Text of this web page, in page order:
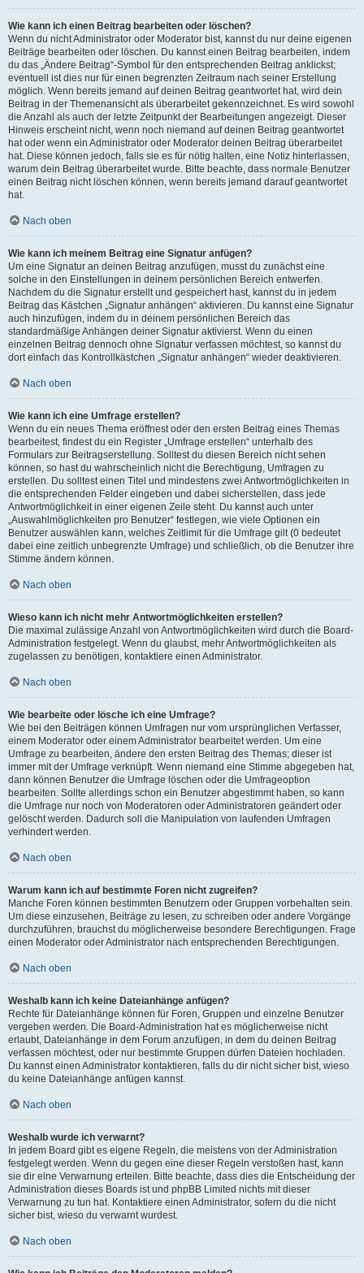
Wie kann ich einen Beitrag bearbeiten oder löschen?
Wenn du nicht Administrator oder Moderator bist, kannst du nur deine eigenen
Beiträge bearbeiten oder löschen. Du kannst einen Beitrag bearbeiten, indem
du das „Ändere Beitrag“-Symbol für den entsprechenden Beitrag anklickst;
eventuell ist dies nur für einen begrenzten Zeitraum nach seiner Erstellung
möglich. Wenn bereits jemand auf deinen Beitrag geantwortet hat, wird dein
Beitrag in der Themenansicht als überarbeitet gekennzeichnet. Es wird sowohl
die Anzahl als auch der letzte Zeitpunkt der Bearbeitungen angezeigt. Dieser
Hinweis erscheint nicht, wenn noch niemand auf deinen Beitrag geantwortet
hat oder wenn ein Administrator oder Moderator deinen Beitrag überarbeitet
hat. Diese können jedoch, falls sie es für nötig halten, eine Notiz hinterlassen,
warum dein Beitrag überarbeitet wurde. Bitte beachte, dass normale Benutzer
einen Beitrag nicht löschen können, wenn bereits jemand darauf geantwortet
hat.
Nach oben
Wie kann ich meinem Beitrag eine Signatur anfügen?
Um eine Signatur an deinen Beitrag anzufügen, musst du zunächst eine
solche in den Einstellungen in deinem persönlichen Bereich entwerfen.
Nachdem du die Signatur erstellt und gespeichert hast, kannst du in jedem
Beitrag das Kästchen „Signatur anhängen“ aktivieren. Du kannst eine Signatur
auch hinzufügen, indem du in deinem persönlichen Bereich das
standardmäßige Anhängen deiner Signatur aktivierst. Wenn du einen
einzelnen Beitrag dennoch ohne Signatur verfassen möchtest, so kannst du
dort einfach das Kontrollkästchen „Signatur anhängen“ wieder deaktivieren.
Nach oben
Wie kann ich eine Umfrage erstellen?
Wenn du ein neues Thema eröffnest oder den ersten Beitrag eines Themas
bearbeitest, findest du ein Register „Umfrage erstellen“ unterhalb des
Formulars zur Beitragserstellung. Solltest du diesen Bereich nicht sehen
können, so hast du wahrscheinlich nicht die Berechtigung, Umfragen zu
erstellen. Du solltest einen Titel und mindestens zwei Antwortmöglichkeiten in
die entsprechenden Felder eingeben und dabei sicherstellen, dass jede
Antwortmöglichkeit in einer eigenen Zeile steht. Du kannst auch unter
„Auswahlmöglichkeiten pro Benutzer“ festlegen, wie viele Optionen ein
Benutzer auswählen kann, welches Zeitlimit für die Umfrage gilt (0 bedeutet
dabei eine zeitlich unbegrenzte Umfrage) und schließlich, ob die Benutzer ihre
Stimme ändern können.
Nach oben
Wieso kann ich nicht mehr Antwortmöglichkeiten erstellen?
Die maximal zulässige Anzahl von Antwortmöglichkeiten wird durch die Board-
Administration festgelegt. Wenn du glaubst, mehr Antwortmöglichkeiten als
zugelassen zu benötigen, kontaktiere einen Administrator.
Nach oben
Wie bearbeite oder lösche ich eine Umfrage?
Wie bei den Beiträgen können Umfragen nur vom ursprünglichen Verfasser,
einem Moderator oder einem Administrator bearbeitet werden. Um eine
Umfrage zu bearbeiten, ändere den ersten Beitrag des Themas; dieser ist
immer mit der Umfrage verknüpft. Wenn niemand eine Stimme abgegeben hat,
dann können Benutzer die Umfrage löschen oder die Umfrageoption
bearbeiten. Sollte allerdings schon ein Benutzer abgestimmt haben, so kann
die Umfrage nur noch von Moderatoren oder Administratoren geändert oder
gelöscht werden. Dadurch soll die Manipulation von laufenden Umfragen
verhindert werden.
Nach oben
Warum kann ich auf bestimmte Foren nicht zugreifen?
Manche Foren können bestimmten Benutzern oder Gruppen vorbehalten sein.
Um diese einzusehen, Beiträge zu lesen, zu schreiben oder andere Vorgänge
durchzuführen, brauchst du möglicherweise besondere Berechtigungen. Frage
einen Moderator oder Administrator nach entsprechenden Berechtigungen.
Nach oben
Weshalb kann ich keine Dateianhänge anfügen?
Rechte für Dateianhänge können für Foren, Gruppen und einzelne Benutzer
vergeben werden. Die Board-Administration hat es möglicherweise nicht
erlaubt, Dateianhänge in dem Forum anzufügen, in dem du deinen Beitrag
verfassen möchtest, oder nur bestimmte Gruppen dürfen Dateien hochladen.
Du kannst einen Administrator kontaktieren, falls du dir nicht sicher bist, wieso
du keine Dateianhänge anfügen kannst.
Nach oben
Weshalb wurde ich verwarnt?
In jedem Board gibt es eigene Regeln, die meistens von der Administration
festgelegt werden. Wenn du gegen eine dieser Regeln verstoßen hast, kann
sie dir eine Verwarnung erteilen. Bitte beachte, dass dies die Entscheidung der
Administration dieses Boards ist und phpBB Limited nichts mit dieser
Verwarnung zu tun hat. Kontaktiere einen Administrator, sofern du die nicht
sicher bist, wieso du verwarnt wurdest.
Nach oben